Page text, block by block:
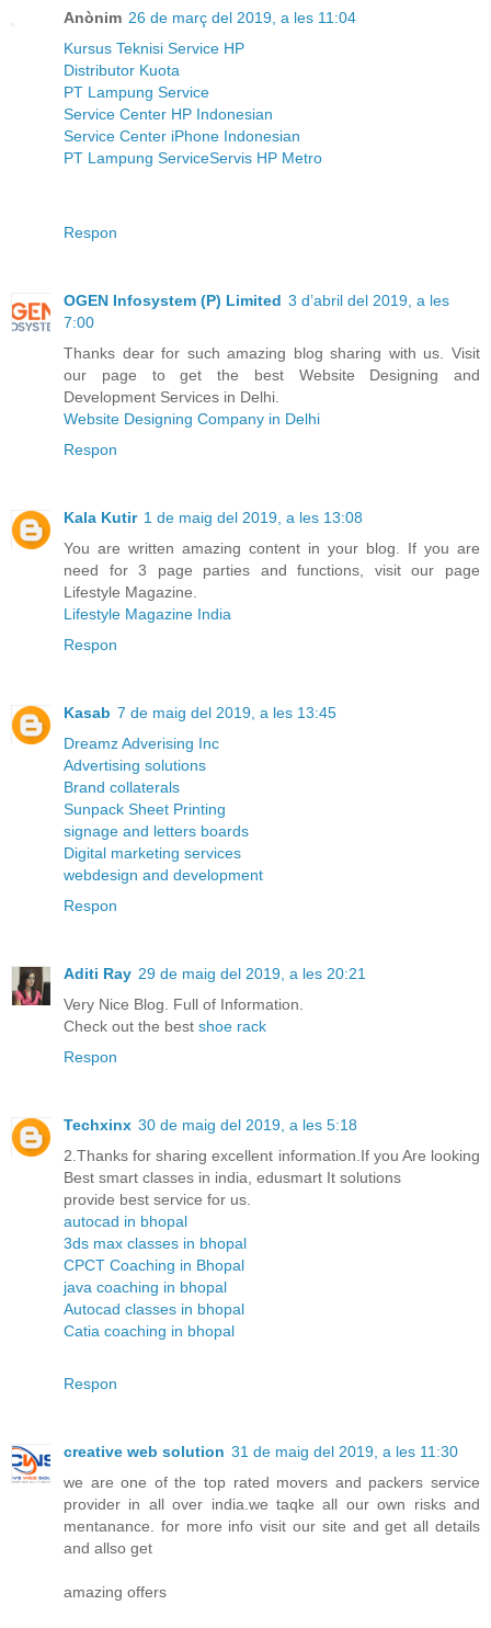
Anònim 26 de març del 2019, a les 11:04
Kursus Teknisi Service HP
Distributor Kuota
PT Lampung Service
Service Center HP Indonesian
Service Center iPhone Indonesian
PT Lampung ServiceServis HP Metro
Respon
OGEN Infosystem (P) Limited 3 d’abril del 2019, a les
7:00
Thanks dear for such amazing blog sharing with us. Visit
our page to get the best Website Designing and
Development Services in Delhi.
Website Designing Company in Delhi
Respon
Kala Kutir 1 de maig del 2019, a les 13:08
You are written amazing content in your blog. If you are
need for 3 page parties and functions, visit our page
Lifestyle Magazine.
Lifestyle Magazine India
Respon
Kasab 7 de maig del 2019, a les 13:45
Dreamz Adverising Inc
Advertising solutions
Brand collaterals
Sunpack Sheet Printing
signage and letters boards
Digital marketing services
webdesign and development
Respon
Aditi Ray 29 de maig del 2019, a les 20:21
Very Nice Blog. Full of Information.
Check out the best shoe rack
Respon
Techxinx 30 de maig del 2019, a les 5:18
2.Thanks for sharing excellent information.If you Are looking
Best smart classes in india, edusmart It solutions
provide best service for us.
autocad in bhopal
3ds max classes in bhopal
CPCT Coaching in Bhopal
java coaching in bhopal
Autocad classes in bhopal
Catia coaching in bhopal
Respon
creative web solution 31 de maig del 2019, a les 11:30
we are one of the top rated movers and packers service
provider in all over india.we taqke all our own risks and
mentanance. for more info visit our site and get all details
and allso get
amazing offers